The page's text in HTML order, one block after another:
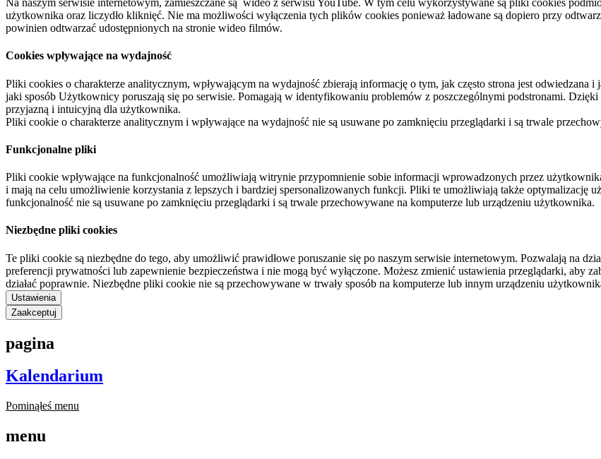
Na naszym serwisie internetowym, zamieszczane są wideo z serwisu YouTube. W tym celu wykorzystywane są pliki cookies
użytkownika oraz liczydło kliknięć. Nie ma możliwości wyłączenia tych plików cookies ponieważ ładowane są dopiero przy
powinien odtwarzać udostępnionych na stronie wideo filmów.
Cookies wpływające na wydajność
Pliki cookies o charakterze analitycznym, wpływającym na wydajność zbierają informację o tym, jak często strona jest
jaki sposób Użytkownicy poruszają się po serwisie. Pomagają w identyfikowaniu problemów z poszczególnymi podstronami.
przyjazną i intuicyjną dla użytkownika.
Pliki cookie o charakterze analitycznym i wpływające na wydajność nie są usuwane po zamknięciu przeglądarki i są trwale
Funkcjonalne pliki
Pliki cookie wpływające na funkcjonalność umożliwiają witrynie przypomnienie sobie informacji wprowadzonych przez
i mają na celu umożliwienie korzystania z lepszych i bardziej spersonalizowanych funkcji. Pliki te umożliwiają także optymalizację
funkcjonalność nie są usuwane po zamknięciu przeglądarki i są trwale przechowywane na komputerze lub urządzeniu użytkownika.
Niezbędne pliki cookies
Te pliki cookie są niezbędne do tego, aby umożliwić prawidłowe poruszanie się po naszym serwisie internetowym. Pozwalają na
preferencji prywatności lub zapewnienie bezpieczeństwa i nie mogą być wyłączone. Możesz zmienić ustawienia przeglądarki, aby
działać poprawnie. Niezbędne pliki cookie nie są przechowywane w trwały sposób na komputerze lub innym urządzeniu
Ustawienia
Zaakceptuj
pagina
Kalendarium
Pominąłeś menu
menu